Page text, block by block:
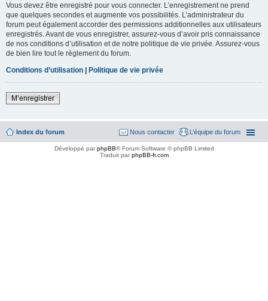
Vous devez être enregistré pour vous connecter. L’enregistrement ne prend
que quelques secondes et augmente vos possibilités. L’administrateur du
forum peut également accorder des permissions additionnelles aux utilisateurs
enregistrés. Avant de vous enregistrer, assurez-vous d’avoir pris connaissance
de nos conditions d’utilisation et de notre politique de vie privée. Assurez-vous
de bien lire tout le règlement du forum.
Conditions d’utilisation | Politique de vie privée
M’enregistrer
Index du forum L’équipe du forum
Nous contacter
Développé parphpBB® Forum Software © phpBB Limited
Traduit parphpBB-fr.com